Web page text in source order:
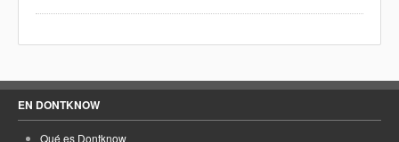
EN DONTKNOW
Qué es Dontknow